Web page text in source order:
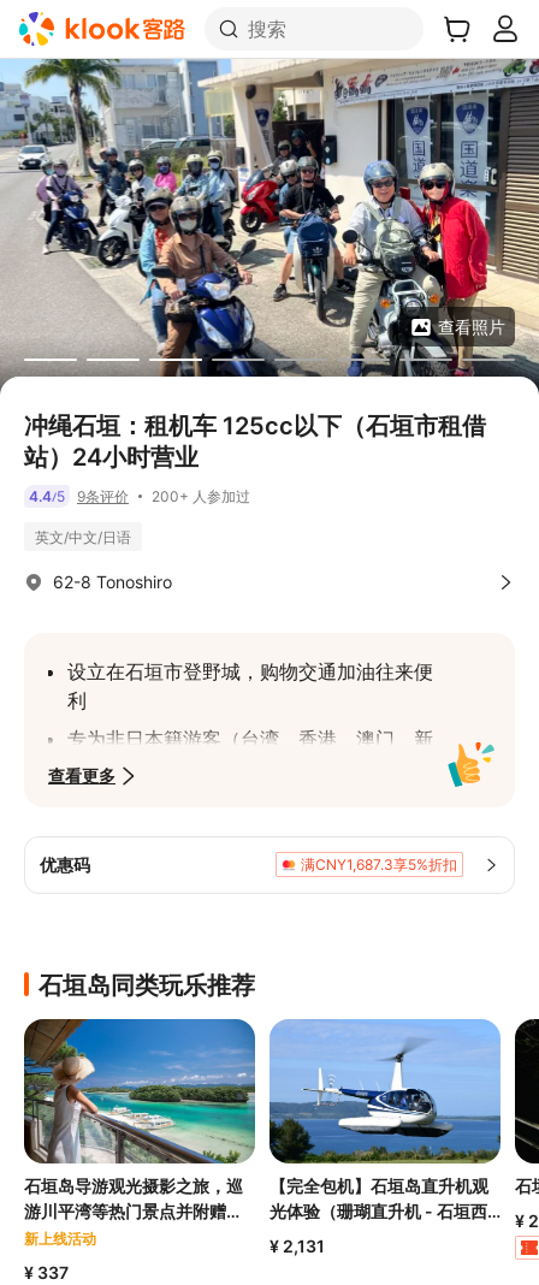
搜索
查看照片
冲绳石垣：租机车 125cc以下（石垣市租借
站）24小时营业
4.4/5 9条评价 200+ 人参加过
英文/中文/日语
62-8 Tonoshiro
设立在石垣市登野城，购物交通加油往来便
利
专为非日本籍游客（台湾、香港、澳门、新
加坡、马来西亚、英语系国家）服务
以24小时为单位跨夜不另计费, 有效利用最
大化
五日158円/hr, 六日152円/hr, 七日148円/hr,
租用时间越长越划算远低于同业水准
每台机车均提供免费手机架方便导航与充电
提供免费轻便雨衣自取使用
全程中文/英文对应日文亦可，语言无障碍
行李可免费寄放惟不负保管责任（请自备锁
头）
驾照资格相符者可升等更高阶车辆另补差额
（车款参照下方图片）
查看更多
优惠码 满CNY1,687.3享5%折扣
石垣岛同类玩乐推荐
石垣岛导游观光摄影之旅，巡
游川平湾等热门景点并附赠照
片数据
新上线活动
¥ 337
【完全包机】石垣岛直升机观
光体验（珊瑚直升机 - 石垣西
岸直升机场）
¥ 2,131
石
¥